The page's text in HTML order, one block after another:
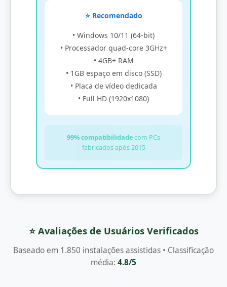
⭐ Recomendado
• Windows 10/11 (64-bit)
• Processador quad-core 3GHz+
• 4GB+ RAM
• 1GB espaço em disco (SSD)
• Placa de vídeo dedicada
• Full HD (1920x1080)
99% compatibilidadecom PCs
fabricados após 2015
⭐ Avaliações de Usuários Verificados
Baseado em 1.850 instalações assistidas • Classificação
média: 4.8/5